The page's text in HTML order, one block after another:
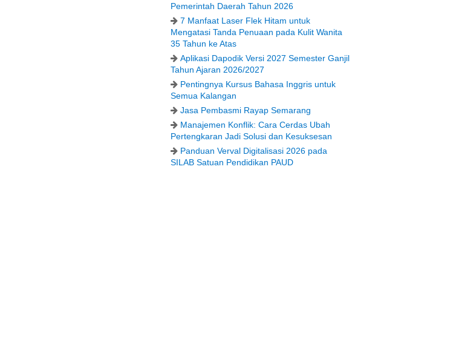
Pemerintah Daerah Tahun 2026
7 Manfaat Laser Flek Hitam untuk
Mengatasi Tanda Penuaan pada Kulit Wanita
35 Tahun ke Atas
Aplikasi Dapodik Versi 2027 Semester Ganjil
Tahun Ajaran 2026/2027
Pentingnya Kursus Bahasa Inggris untuk
Semua Kalangan
Jasa Pembasmi Rayap Semarang
Manajemen Konflik: Cara Cerdas Ubah
Pertengkaran Jadi Solusi dan Kesuksesan
Panduan Verval Digitalisasi 2026 pada
SILAB Satuan Pendidikan PAUD